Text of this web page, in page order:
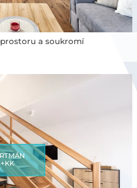
a soukromí